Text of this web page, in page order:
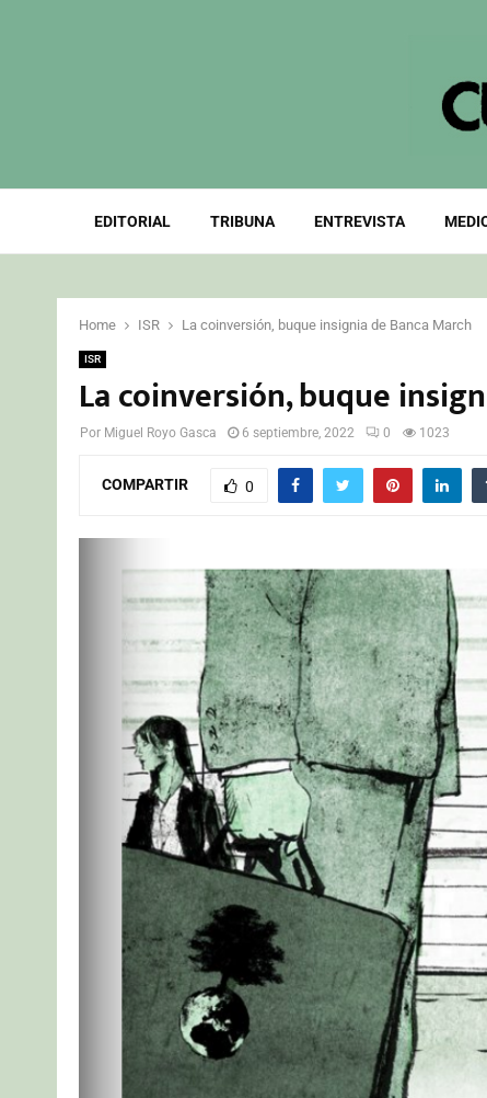
EDITORIAL TRIBUNA ENTREVISTA
Home ISR La coinversión, buque insignia de Banca March
ISR
La coinversión, buque
Por Miguel Royo Gasca 6 septiembre, 2022 0 1023
COMPARTIR 0